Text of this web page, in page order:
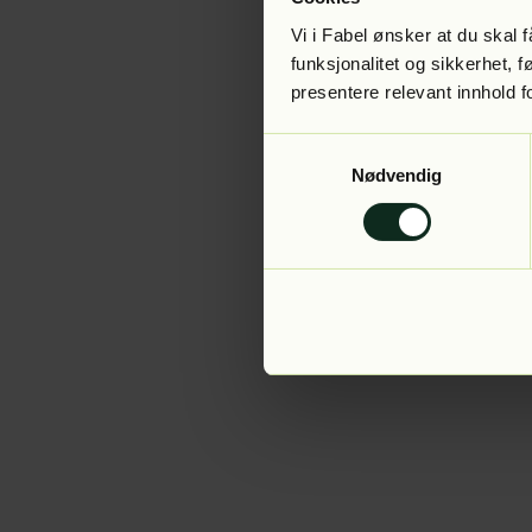
Vi i Fabel ønsker at du skal
funksjonalitet og sikkerhet,
presentere relevant innhold
Nødvendig
Application